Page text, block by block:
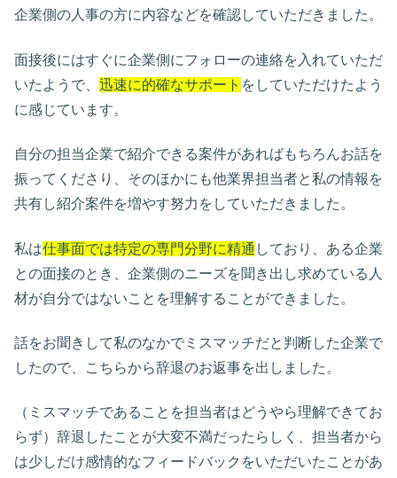
企業側の人事の方に内容などを確認していただきました。
面接後にはすぐに企業側にフォローの連絡を入れていただ
いたようで、 迅速に的確なサポート をしていただけたよう
に感じています。
自分の担当企業で紹介できる案件があればもちろんお話を
振ってくださり、そのほかにも他業界担当者と私の情報を
共有し紹介案件を増やす努力をしていただきました。
私は仕事面では特定の専門分野に精通 しており、ある企業
との面接のとき、企業側のニーズを聞き出し求めている人
材が自分ではないことを理解することができました。
話をお聞きして私のなかでミスマッチだと判断した企業で
したので、こちらから辞退のお返事を出しました。
（ミスマッチであることを担当者はどうやら理解できてお
らず）辞退したことが大変不満だったらしく、担当者から
は少しだけ感情的なフィードバックをいただいたことがあ